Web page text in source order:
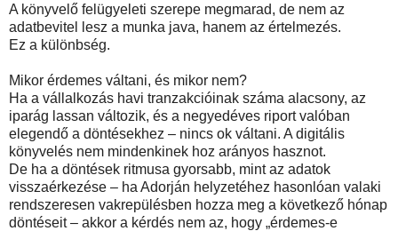
A könyvelő felügyeleti szerepe megmarad, de nem az
adatbevitel lesz a munka java, hanem az értelmezés.
Ez a különbség.
Mikor érdemes váltani, és mikor nem?
Ha a vállalkozás havi tranzakcióinak száma alacsony, az
iparág lassan változik, és a negyedéves riport valóban
elegendő a döntésekhez – nincs ok váltani. A digitális
könyvelés nem mindenkinek hoz arányos hasznot.
De ha a döntések ritmusa gyorsabb, mint az adatok
visszaérkezése – ha Adorján helyzetéhez hasonlóan valaki
rendszeresen vakrepülésben hozza meg a következő hónap
döntéseit – akkor a kérdés nem az, hogy „érdemes-e